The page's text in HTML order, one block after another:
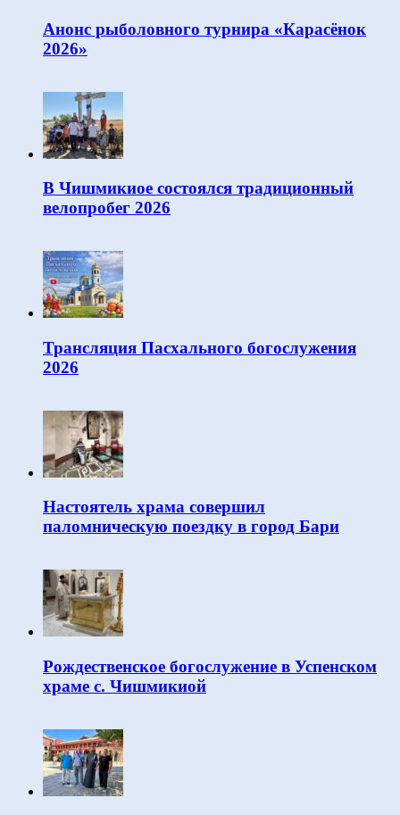
Анонс рыболовного турнира «Карасёнок
2026»
В Чишмикиое состоялся традиционный
велопробег 2026
Трансляция Пасхального богослужения
2026
Настоятель храма совершил
паломническую поездку в город Бари
Рождественское богослужение в Успенском
храме с. Чишмикиой